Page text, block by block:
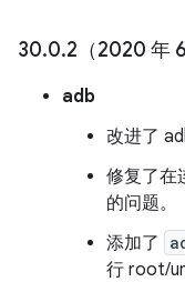
30.0.2（2020 年 6
adb
改进了
修复了在
的问题。
添加了
行 root/